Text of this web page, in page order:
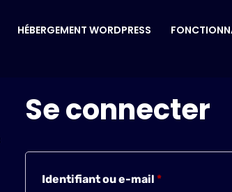
HÉBERGEMENT WORDPRESS
Se connecter
Identifiant ou e-mail *